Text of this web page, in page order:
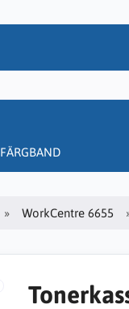
FÄRGBAND
WorkCentre 6655